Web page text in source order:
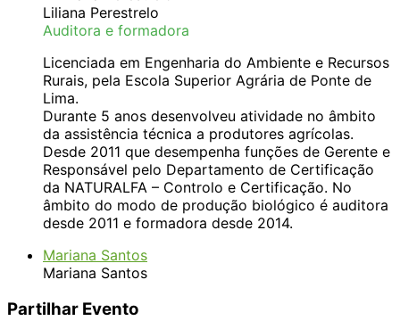
Liliana Perestrelo
Auditora e formadora
Licenciada em Engenharia do Ambiente e Recursos
Rurais, pela Escola Superior Agrária de Ponte de
Lima.
Durante 5 anos desenvolveu atividade no âmbito
da assistência técnica a produtores agrícolas.
Desde 2011 que desempenha funções de Gerente e
Responsável pelo Departamento de Certificação
da NATURALFA – Controlo e Certificação. No
âmbito do modo de produção biológico é auditora
desde 2011 e formadora desde 2014.
Mariana Santos
Mariana Santos
Partilhar Evento